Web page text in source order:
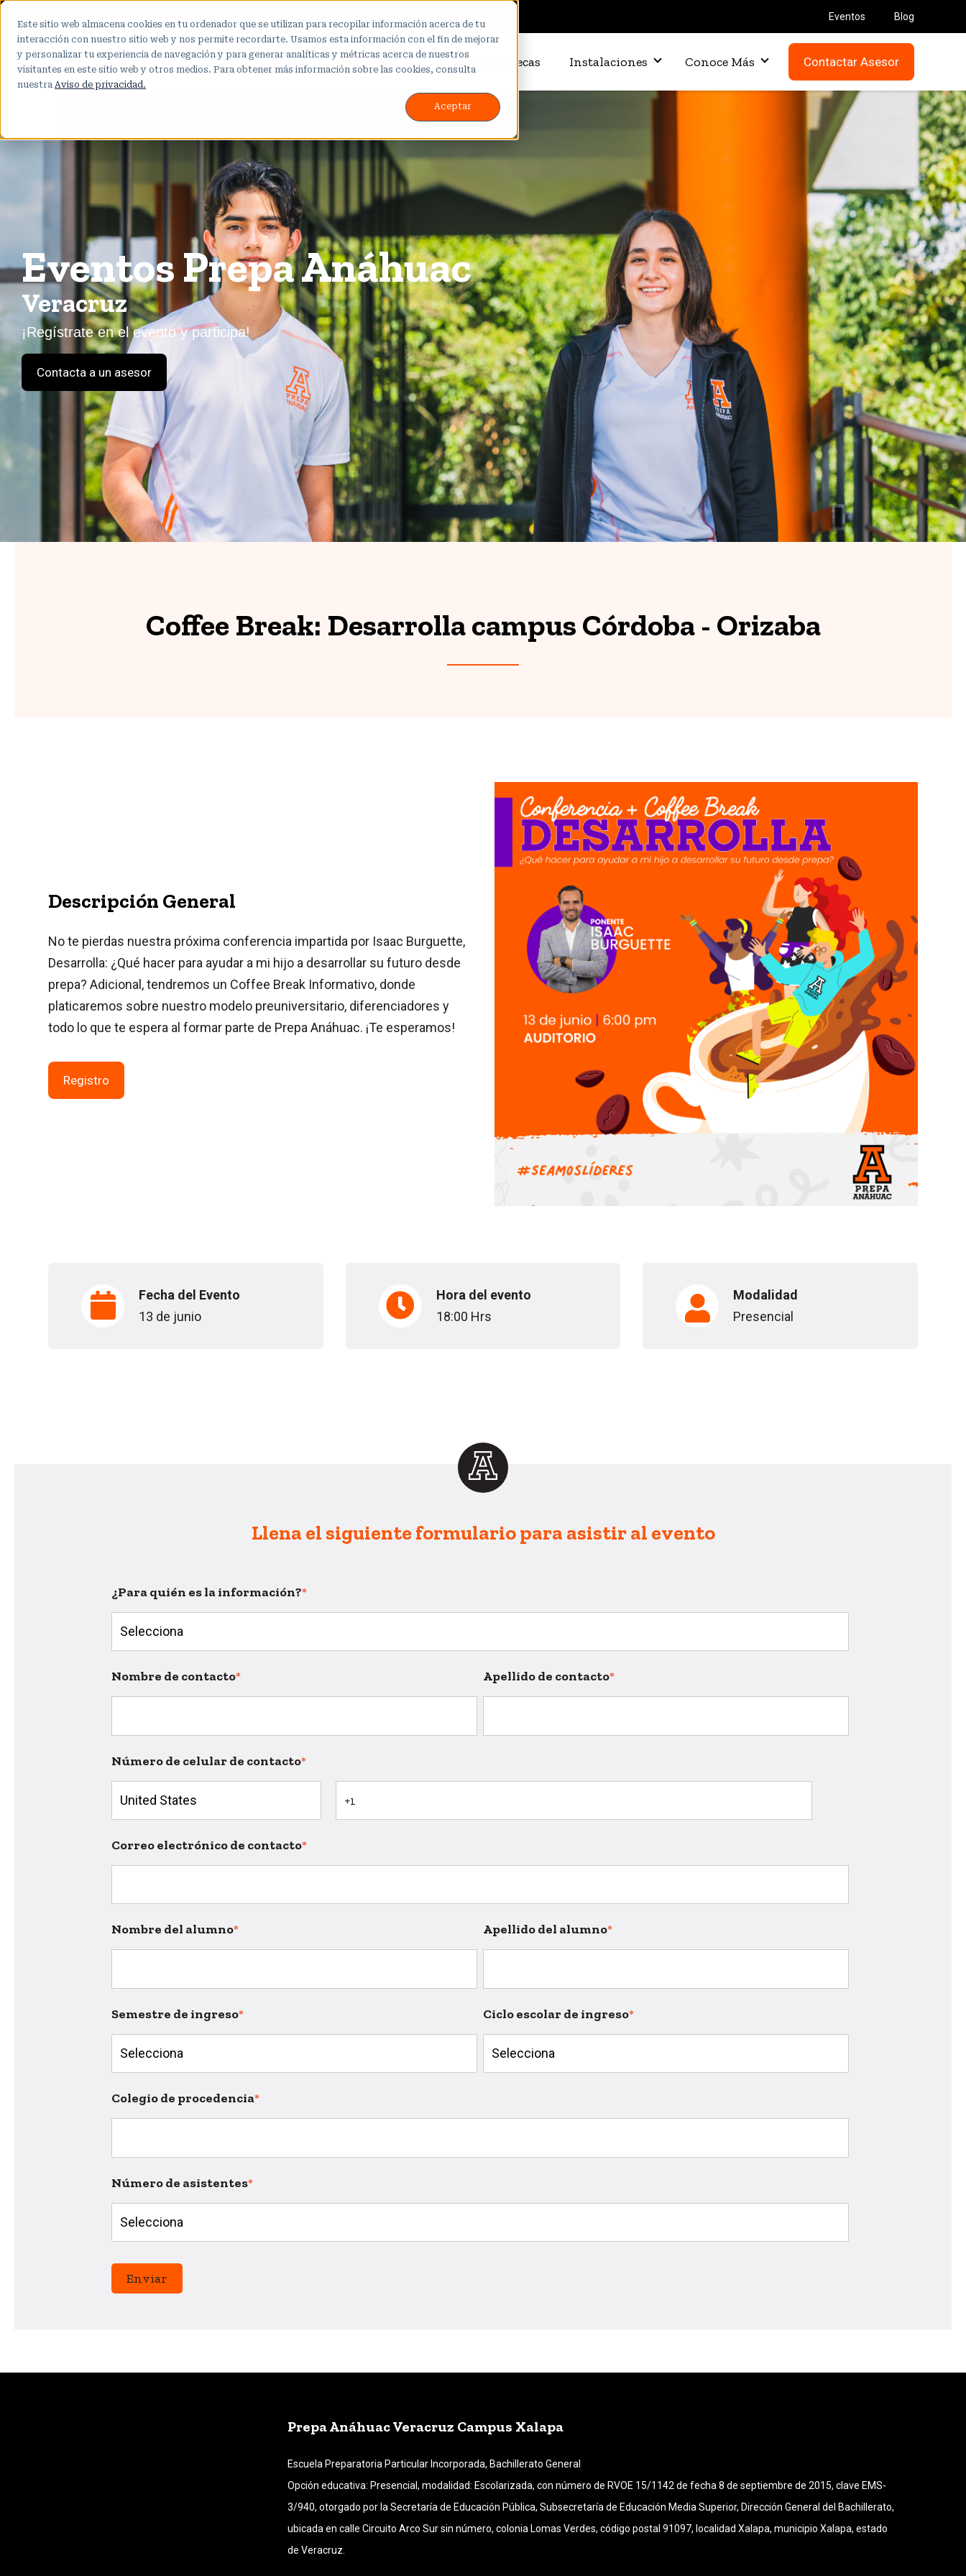
Este sitio web almacena cookies en tu ordenador que se utilizan para recopilar información acerca de tu
interacción con nuestro sitio web y nos permite recordarte. Usamos esta información con el fin de mejorar
y personalizar tu experiencia de navegación y para generar analíticas y métricas acerca de nuestros
visitantes en este sitio web y otros medios. Para obtener más información sobre las cookies, consulta
nuestra Aviso de privacidad.
Aceptar
Eventos Blog
Inicio Proceso de Admisión Costos y Becas Instalaciones Conoce Más Contactar Asesor
Eventos Prepa Anáhuac
Veracruz
¡Regístrate en el evento y participa!
Contacta a un asesor
Coffee Break: Desarrolla campus Córdoba - Orizaba
Descripción General
No te pierdas nuestra próxima conferencia impartida por Isaac Burguette,
Desarrolla: ¿Qué hacer para ayudar a mi hijo a desarrollar su futuro desde
prepa? Adicional, tendremos un Coffee Break Informativo, donde
platicaremos sobre nuestro modelo preuniversitario, diferenciadores y
todo lo que te espera al formar parte de Prepa Anáhuac. ¡Te esperamos!
Registro
Fecha del Evento
13 de junio
Hora del evento
18:00 Hrs
Modalidad
Presencial
Llena el siguiente formulario para asistir al evento
¿Para quién es la información?*
Nombre de contacto* Apellido de contacto*
Número de celular de contacto*
Correo electrónico de contacto*
Nombre del alumno* Apellido del alumno*
Semestre de ingreso* Ciclo escolar de ingreso*
Colegio de procedencia*
Número de asistentes*
Prepa Anáhuac Veracruz Campus Xalapa
Escuela Preparatoria Particular Incorporada, Bachillerato General
Opción educativa: Presencial, modalidad: Escolarizada, con número de RVOE 15/1142 de fecha 8 de septiembre de 2015, clave EMS-
3/940, otorgado por la Secretaría de Educación Pública, Subsecretaría de Educación Media Superior, Dirección General del Bachillerato,
ubicada en calle Circuito Arco Sur sin número, colonia Lomas Verdes, código postal 91097, localidad Xalapa, municipio Xalapa, estado
de Veracruz.